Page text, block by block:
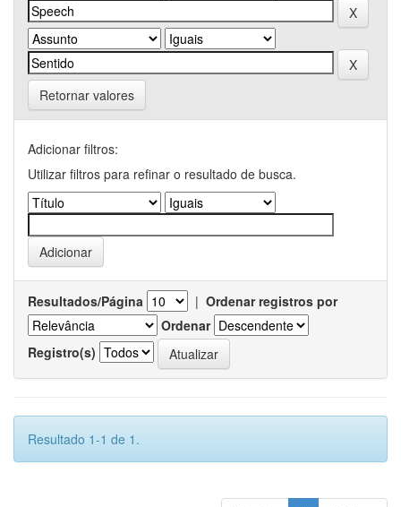
Retornar valores
Adicionar filtros:
Utilizar filtros para refinar o resultado de busca.
Resultados/Página | Ordenar registros por
Ordenar
Registro(s)
Resultado 1-1 de 1.